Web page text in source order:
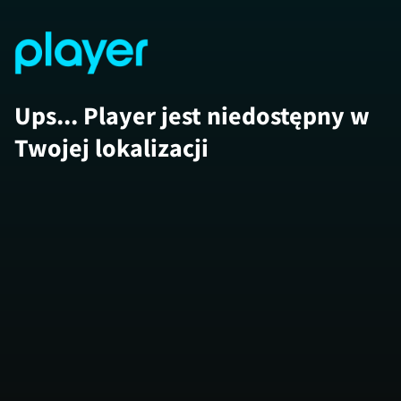
Ups... Player jest niedostępny w
Twojej lokalizacji